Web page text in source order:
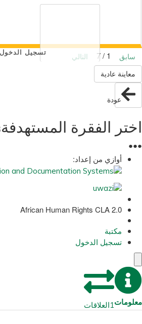
تسجيل الدخول سابق
التالي
معاينة عادية
عودة
اختر الفقرة المستهدفة
●
●
●
أوازي من إعداد:
African Human Rights CLA 2.0
مكتبة
تسجيل الدخول
معلومات1العلاقات